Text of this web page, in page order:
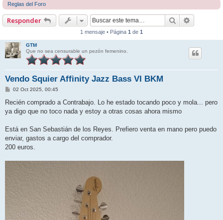
Reglas del Foro
Responder Buscar
1 mensaje • Página 1 de 1
GTM
Que no sea censurable un pezón femenino.
Vendo Squier Affinity Jazz Bass VI BKM
M
n
a
02 Oct 2025, 00:45
Recién comprado a Contrabajo. Lo he estado tocando poco y mola... pero
ya digo que no toco nada y estoy a otras cosas ahora mismo
Está en San Sebastián de los Reyes. Prefiero venta en mano pero puedo
enviar, gastos a cargo del comprador.
200 euros.